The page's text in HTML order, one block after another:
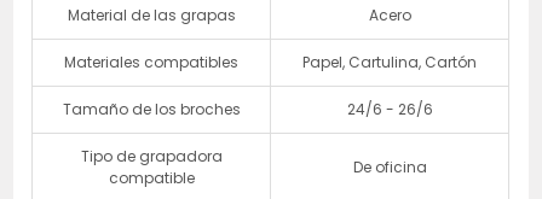
Material de las grapas Acero
Materiales compatibles Papel, Cartulina, Cartón
Tamaño de los broches 24/6 - 26/6
Tipo de grapadora
compatible
De oficina